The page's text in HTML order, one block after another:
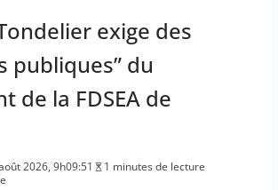
exige des
publiques” du
de la FDSEA de
2026, 9h09:51
1 minutes de lecture